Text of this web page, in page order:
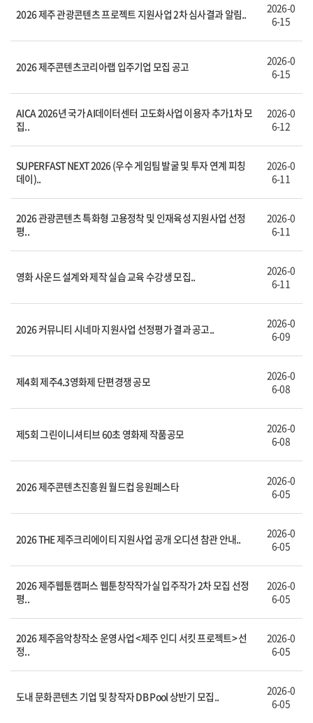
2026 제주 관광콘텐츠 프로젝트 지원사업 2차 심사결과 알림..
2026-0
6-15
2026 제주콘텐츠코리아랩 입주기업 모집 공고
2026-0
6-15
AICA 2026년 국가 AI데이터센터 고도화사업 이용자 추가1차 모
집..
2026-0
6-12
SUPERFAST NEXT 2026 (우수 게임팀 발굴 및 투자 연계 피칭
데이)..
2026-0
6-11
2026 관광콘텐츠 특화형 고용정착 및 인재육성 지원사업 선정
평..
2026-0
6-11
영화 사운드 설계와 제작 실습 교육 수강생 모집..
2026-0
6-11
2026 커뮤니티 시네마 지원사업 선정평가 결과 공고..
2026-0
6-09
제4회 제주4.3영화제 단편경쟁 공모
2026-0
6-08
제5회 그린이니셔티브 60초 영화제 작품공모
2026-0
6-08
2026 제주콘텐츠진흥원 월드컵 응원페스타
2026-0
6-05
2026 THE 제주크리에이티 지원사업 공개 오디션 참관 안내..
2026-0
6-05
2026 제주웹툰캠퍼스 웹툰창작작가실 입주작가 2차 모집 선정
평..
2026-0
6-05
2026 제주음악창작소 운영사업 <제주 인디 서킷 프로젝트> 선
정..
2026-0
6-05
도내 문화콘텐츠 기업 및 창작자 DB Pool 상반기 모집..
2026-0
6-05